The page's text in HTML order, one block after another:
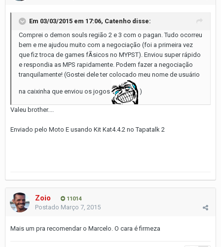
Em 03/03/2015 em 17:06, Catenho disse:
Comprei o demon souls região 2 e 3 com o pagan. Tudo ocorreu
bem e me ajudou muito com a negociação (foi a primeira vez
que fiz troca de games fÃ­sicos no MYPST). Enviou super rápido
e respondia as MPS rapidamente. Podem fazer a negociação
tranquilamente! (Gostei dele ter colocado meu nome de usuário
na caixinha que enviou os jogos )
Valeu brother....
Enviado pelo Moto E usando Kit Kat4.4.2 no Tapatalk 2
Zoio 11014
Postado Março 7, 2015
Mais um pra recomendar o Marcelo. O cara é firmeza